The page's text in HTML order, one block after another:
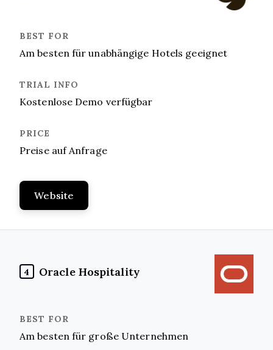
Am besten für unabhängige Hotels geeignet
Kostenlose Demo verfügbar
Preise auf Anfrage
Website
4 Oracle Hospitality
Am besten für große Unternehmen